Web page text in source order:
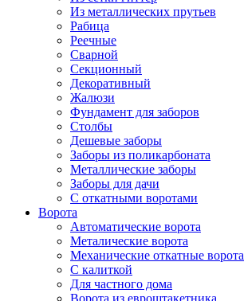
Из металлических прутьев
Рабица
Реечные
Сварной
Секционный
Декоративный
Жалюзи
Фундамент для заборов
Столбы
Дешевые заборы
Заборы из поликарбоната
Металлические заборы
Заборы для дачи
С откатными воротами
Ворота
Автоматические ворота
Металические ворота
Механические откатные ворота
С калиткой
Для частного дома
Ворота из евроштакетника